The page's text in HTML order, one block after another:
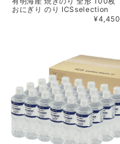
おにぎり のり ICSselection
¥4,450